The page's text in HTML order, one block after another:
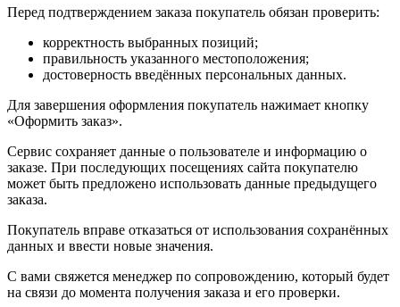
Перед подтверждением заказа покупатель обязан проверить:
корректность выбранных позиций;
правильность указанного местоположения;
достоверность введённых персональных данных.
Для завершения оформления покупатель нажимает кнопку
«Оформить заказ».
Сервис сохраняет данные о пользователе и информацию о
заказе. При последующих посещениях сайта покупателю
может быть предложено использовать данные предыдущего
заказа.
Покупатель вправе отказаться от использования сохранённых
данных и ввести новые значения.
С вами свяжется менеджер по сопровождению, который будет
на связи до момента получения заказа и его проверки.